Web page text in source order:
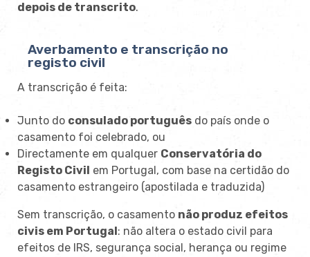
depois de transcrito.
Averbamento e transcrição no
registo civil
A transcrição é feita:
Junto do consulado português do país onde o
casamento foi celebrado, ou
Directamente em qualquer Conservatória do
Registo Civil em Portugal, com base na certidão do
casamento estrangeiro (apostilada e traduzida)
Sem transcrição, o casamento não produz efeitos
civis em Portugal : não altera o estado civil para
efeitos de IRS, segurança social, herança ou regime